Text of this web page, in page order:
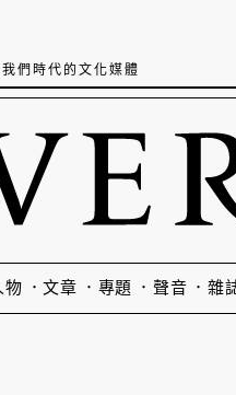
們時代的文化媒體
物 文章 專題 聲音 雜